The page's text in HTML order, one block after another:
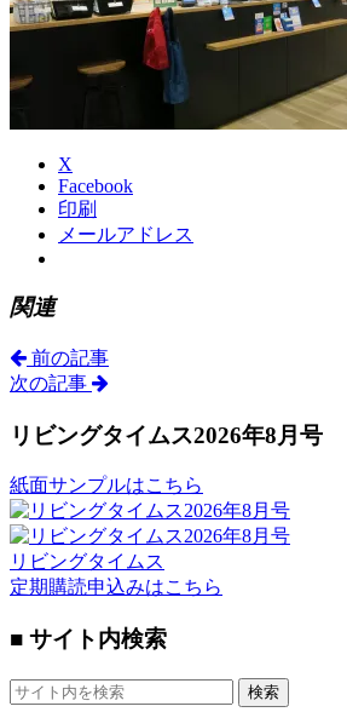
X
Facebook
印刷
メールアドレス
関連
前の記事
次の記事
リビングタイムス2026年8月号
紙面サンプルはこちら
リビングタイムス
定期購読申込みはこちら
■ サイト内検索
検索